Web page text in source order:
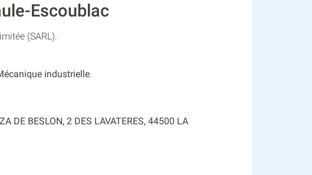
Escoublac
(SARL).
industrielle.
DE BESLON, 2 DES LAVATERES, 44500 LA